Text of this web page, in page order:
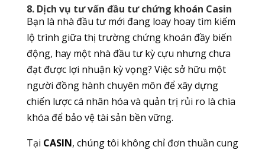
8. Dịch vụ tư vấn đầu tư chứng khoán Casin
Bạn là nhà đầu tư mới đang loay hoay tìm kiếm
lộ trình giữa thị trường chứng khoán đầy biến
động, hay một nhà đầu tư kỳ cựu nhưng chưa
đạt được lợi nhuận kỳ vọng? Việc sở hữu một
người đồng hành chuyên môn để xây dựng
chiến lược cá nhân hóa và quản trị rủi ro là chìa
khóa để bảo vệ tài sản bền vững.
Tại CASIN, chúng tôi không chỉ đơn thuần cung